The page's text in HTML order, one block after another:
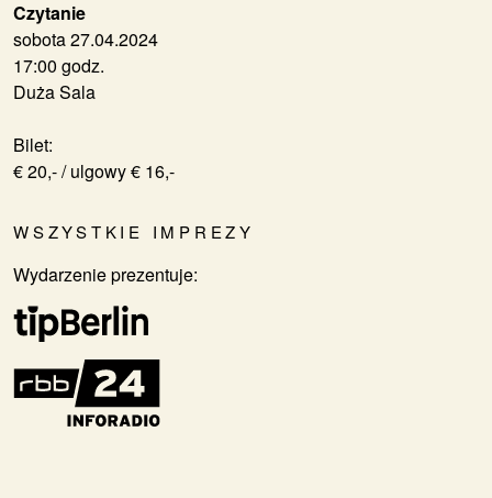
Czytanie
sobota 27.04.2024
17:00 godz.
Duża Sala
Bilet:
€ 20,- / ulgowy € 16,-
WSZYSTKIE IMPREZY
Wydarzenie prezentuje: